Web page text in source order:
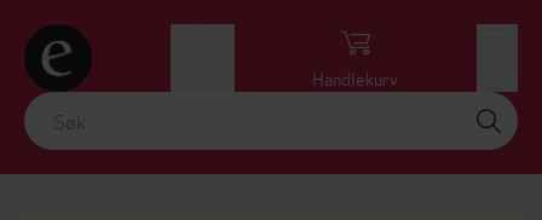
Handlekurv